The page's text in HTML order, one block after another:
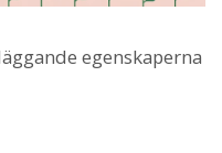
egenskaperna